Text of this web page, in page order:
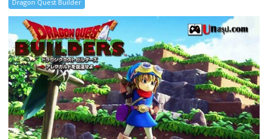
Dragon Quest Builder